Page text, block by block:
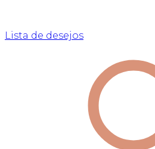
Lista de desejos